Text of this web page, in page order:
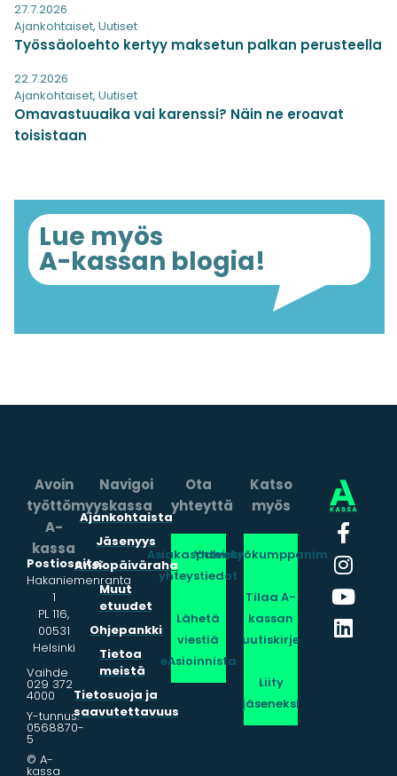
27.7.2026
Ajankohtaiset, Uutiset
Työssäoloehto kertyy maksetun palkan perusteella
22.7.2026
Ajankohtaiset, Uutiset
Omavastuuaika vai karenssi? Näin ne eroavat
toisistaan
Lue myös
A-kassan blogia!
Avoin
työttömyyskassa
A-
kassa
Postiosoite:
Hakaniemenranta
1
PL 116,
00531
Helsinki
Vaihde
029 372
4000
Y-tunnus:
0568870-
5
© A-
kassa
Ota
yhteyttä
Asiakaspalvelun
yhteystiedot
Lähetä
viestiä
eAsioinnista
Navigoi
Ajankohtaista
Jäsenyys
Ansiopäiväraha
Muut
etuudet
Ohjepankki
Tietoa
meistä
Tietosuoja ja
saavutettavuus
Katso
myös
Yhteistyökumppanimme
Tilaa A-
kassan
uutiskirje
Liity
jäseneksi